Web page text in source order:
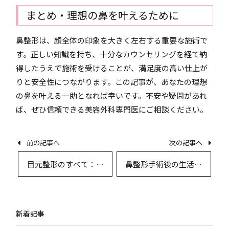
まとめ・理想の鼻を叶えるために
鼻整形は、顔全体の印象を大きく左右する重要な施術で
す。正しい知識を持ち、十分なカウンセリングを経て納
得したうえで施術を受けることが、満足度の高い仕上が
りと安全性につながります。この記事が、あなたの理想
の鼻を叶える一助となれば幸いです。不安や疑問があれ
ば、ぜひ信頼できる美容外科専門医にご相談ください。
前の記事へ
目元整形のすべて：美
しいまなざしを実現す
次の記事へ
鼻整形手術後の生活指
導と美しい仕上がりの
新着記事